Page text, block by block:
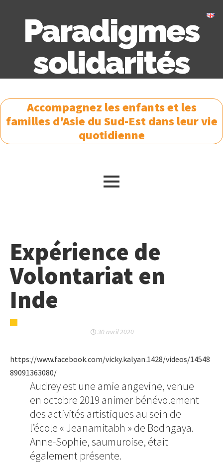
Paradigmes
solidarités
Accompagnez les enfants et les
familles d'Asie du Sud-Est dans leur vie
quotidienne
Expérience de
Volontariat en
Inde
30 avril 2020
https://www.facebook.com/vicky.kalyan.1428/videos/14548
89091363080/
Audrey est une amie angevine, venue
en octobre 2019 animer bénévolement
des activités artistiques au sein de
l’école « Jeanamitabh » de Bodhgaya.
Anne-Sophie, saumuroise, était
également présente.